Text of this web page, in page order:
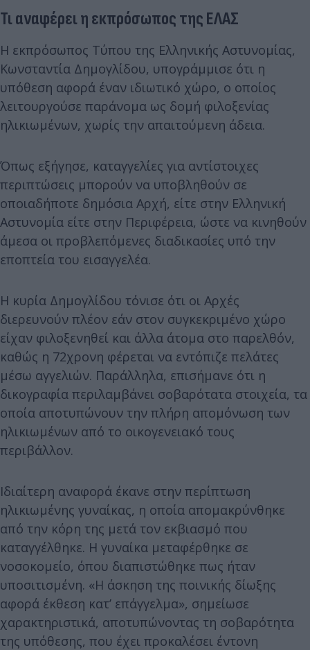
Τι αναφέρει η εκπρόσωπος της ΕΛΑΣ
Η εκπρόσωπος Τύπου της Ελληνικής Αστυνομίας,
Κωνσταντία Δημογλίδου, υπογράμμισε ότι η
υπόθεση αφορά έναν ιδιωτικό χώρο, ο οποίος
λειτουργούσε παράνομα ως δομή φιλοξενίας
ηλικιωμένων, χωρίς την απαιτούμενη άδεια.
Όπως εξήγησε, καταγγελίες για αντίστοιχες
περιπτώσεις μπορούν να υποβληθούν σε
οποιαδήποτε δημόσια Αρχή, είτε στην Ελληνική
Αστυνομία είτε στην Περιφέρεια, ώστε να κινηθούν
άμεσα οι προβλεπόμενες διαδικασίες υπό την
εποπτεία του εισαγγελέα.
Η κυρία Δημογλίδου τόνισε ότι οι Αρχές
διερευνούν πλέον εάν στον συγκεκριμένο χώρο
είχαν φιλοξενηθεί και άλλα άτομα στο παρελθόν,
καθώς η 72χρονη φέρεται να εντόπιζε πελάτες
μέσω αγγελιών. Παράλληλα, επισήμανε ότι η
δικογραφία περιλαμβάνει σοβαρότατα στοιχεία, τα
οποία αποτυπώνουν την πλήρη απομόνωση των
ηλικιωμένων από το οικογενειακό τους
περιβάλλον.
Ιδιαίτερη αναφορά έκανε στην περίπτωση
ηλικιωμένης γυναίκας, η οποία απομακρύνθηκε
από την κόρη της μετά τον εκβιασμό που
καταγγέλθηκε. Η γυναίκα μεταφέρθηκε σε
νοσοκομείο, όπου διαπιστώθηκε πως ήταν
υποσιτισμένη. «Η άσκηση της ποινικής δίωξης
αφορά έκθεση κατ’ επάγγελμα», σημείωσε
χαρακτηριστικά, αποτυπώνοντας τη σοβαρότητα
της υπόθεσης, που έχει προκαλέσει έντονη